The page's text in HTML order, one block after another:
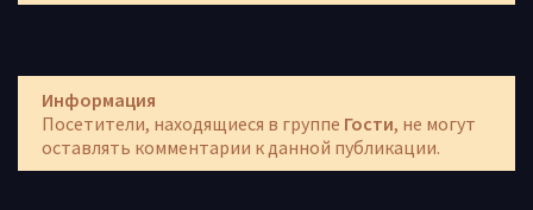
Информация
Посетители, находящиеся в группе Гости, не могут
оставлять комментарии к данной публикации.